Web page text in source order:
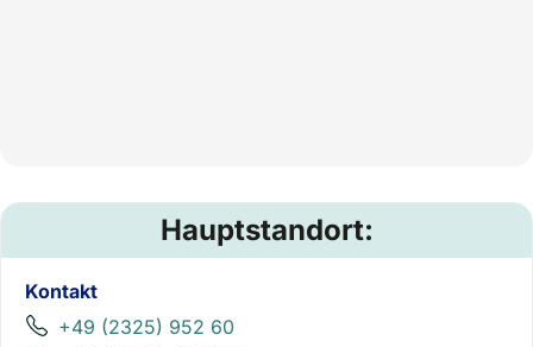
Hauptstandort:
Kontakt
+49 (2325) 952 60